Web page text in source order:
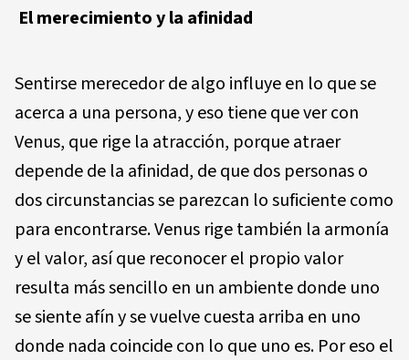
El merecimiento y la afinidad
Sentirse merecedor de algo influye en lo que se
acerca a una persona, y eso tiene que ver con
Venus, que rige la atracción, porque atraer
depende de la afinidad, de que dos personas o
dos circunstancias se parezcan lo suficiente como
para encontrarse. Venus rige también la armonía
y el valor, así que reconocer el propio valor
resulta más sencillo en un ambiente donde uno
se siente afín y se vuelve cuesta arriba en uno
donde nada coincide con lo que uno es. Por eso el